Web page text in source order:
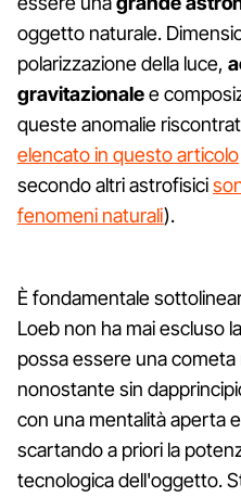
oggetto naturale.
polarizzazione della luce,
gravitazionalee
queste anomalie
elencato in questo articolo
secondo altri astrofisici
fenomeni naturali).
È fondamentale
Loeb non ha mai escluso
possa essere una
nonostante sin
con una mentalità aperta e
scartando a priori la
tecnologica dell'oggetto.